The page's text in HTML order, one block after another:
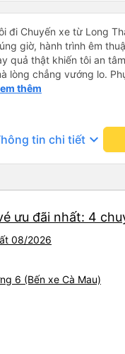
đi Chuyến xe từ Long
giờ, hành trình êm
Đường xa muôn dặm
lòng chẳng vướng lo.
hiếm thấy giữa thời
thêm
tin chi tiết keyboard_arrow_down
ưu đãi nhất: 4
08/2026
6 (Bến xe Cà Mau)